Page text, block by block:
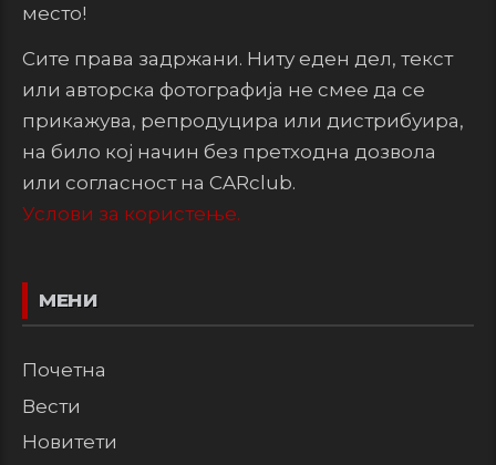
место!
Сите права задржани. Ниту еден дел, текст
или авторска фотографија не смее да се
прикажува, репродуцира или дистрибуира,
на било кој начин без претходна дозвола
или согласност на CARclub.
Услови за користење.
МЕНИ
Почетна
Вести
Новитети